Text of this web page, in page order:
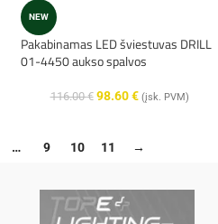
NEW
Pakabinamas LED šviestuvas DRILL
01-4450 aukso spalvos
116.00€ 98.60€ (įsk. PVM)
… 9 10 11 →